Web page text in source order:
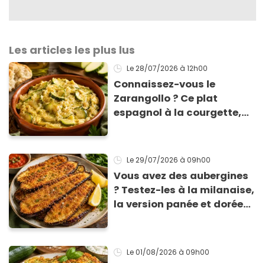
Les articles les plus lus
Le 28/07/2026 à 12h00
Connaissez-vous le
Zarangollo ? Ce plat
espagnol à la courgette,
Le 29/07/2026 à 09h00
Vous avez des aubergines
? Testez-les à la milanaise,
la version panée et dorée
Le 01/08/2026 à 09h00